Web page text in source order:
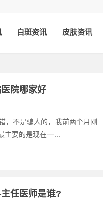
白斑资讯 皮肤资讯
院哪家好
，不是骗人的，我前两个月刚
要的是现在一...
任医师是谁?